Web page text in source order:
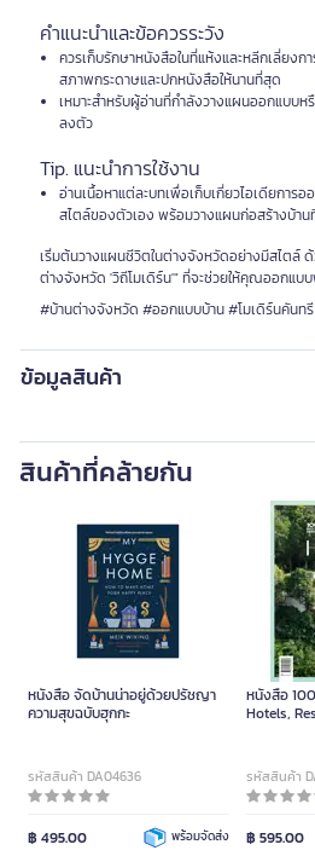
คำแนะนำและข้อควรระวัง
ควรเก็บรักษาหนังสือในที่แห้งและหลีกเลี่ยง
สภาพกระดาษและปกหนังสือให้นานที่สุด
เหมาะสำหรับผู้อ่านที่กำลังวางแผนออกแบบ
ลงตัว
Tip. แนะนำการใช้งาน
อ่านเนื้อหาแต่ละบทเพื่อเก็บเกี่ยวไอเดียการ
สไตล์ของตัวเอง พร้อมวางแผนก่อสร้างบ้า
เริ่มต้นวางแผนชีวิตในต่างจังหวัดอย่างมีสไตล์
ต่างจังหวัด 'วิถีโมเดิร์น'" ที่จะช่วยให้คุณออกแ
#บ้านต่างจังหวัด #ออกแบบบ้าน #โมเดิร์นคัน
ข้อมูลสินค้า
สินค้าที่คล้ายกัน
หนังสือ จัดบ้านน่าอยู่ด้วยปรัชญา
ความสุขฉบับฮุกกะ
รหัสสินค้า DA04636
฿ 495.00 พร้อมจัดส่ง
หนังสือ
Hotels,
รหัสสินค้า
฿ 595.00